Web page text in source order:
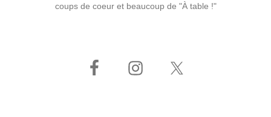
coups de coeur et beaucoup de "À table !"